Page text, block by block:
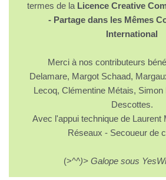
termes de la Licence Creative
- Partage dans les Mêmes
International
Merci à nos contributeurs
Delamare, Margot Schaad,
Lecoq, Clémentine Métais, Simon
Descottes.
Avec l'appui technique de Laurent
Réseaux - Secoueur de
(>^^)> Galope sous